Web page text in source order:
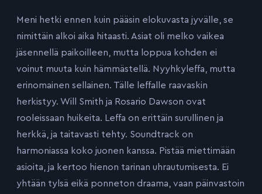
Meni hetki ennen kuin pääsin elokuvasta jyvälle, se
nimittäin alkoi aika hitaasti. Asiat oli melko vaikea
jäsennellä paikoilleen, mutta loppua kohden ei
voinut muuta kuin hämmästellä. Nyyhkyleffa, mutta
erinomainen sellainen. Tälle leffalle raavaskin
herkistyy. Will Smith ja Rosario Dawson ovat
rooleissaan huikeita. Leffa on erittäin surullinen ja
herkkä, ja taitavasti tehty. Soundtrack on
harmoniassa koko juonen kanssa. Pistää miettimään
asioita, ja kertoo hienon tarinan uhrautumisesta. Ei
yhtään tylsä eikä ponneton draama, vaan päinvastoin